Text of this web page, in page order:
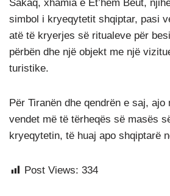
Sakaq, xhamia e Et’hem Beut,
simbol i kryeqytetit shqiptar, pasi
atë të kryerjes së ritualeve për
përbën dhe një objekt me një
turistike.
Për Tiranën dhe qendrën e saj, ajo
vendet më të tërheqës së masës
kryeqytetin, të huaj apo shqiptarë
Post Views: 334